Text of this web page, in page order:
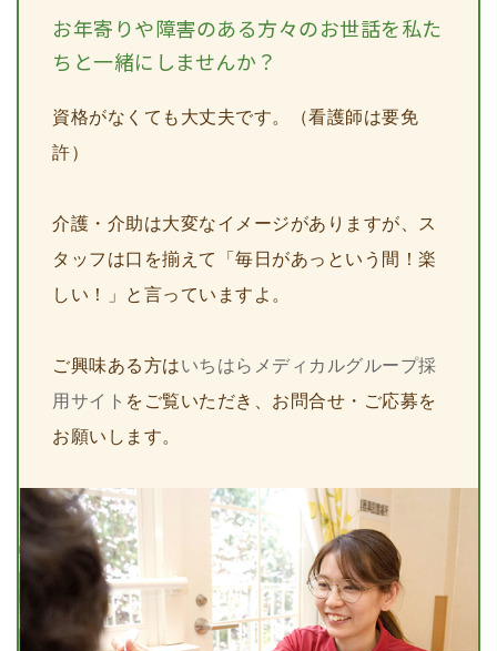
お年寄りや障害のある方々のお世話を私た
ちと一緒にしませんか？
資格がなくても大丈夫です。（看護師は要免
許）
介護・介助は大変なイメージがありますが、ス
タッフは口を揃えて「毎日があっという間！楽
しい！」と言っていますよ。
ご興味ある方はいちはらメディカルグループ採
用サイト をご覧いただき、お問合せ・ご応募を
お願いします。